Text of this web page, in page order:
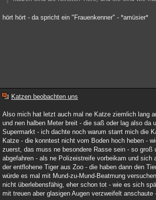
hört hört - da spricht ein "Frauenkenner" - *amüsier*
Katzen beobachten uns
Also mich hat letzt auch mal ne Katze ziemlich lang
und nen halben Meter breit - die saß oder lag also
Supermarkt - ich dachte noch warum starrt mich die
Katze - die konntest nicht vom Boden hoch heben -
zuerst, das muss ne besondere Rasse sein - so
abgefahren - als ne Polizeistreife vorbeikam und
der entflohene Tiger aus Zoo - die haben dann den
würde es mal mit Mund-zu-Mund-Beatmung
nicht überlebensfähig, eher schon tot - wie es sich
mit treuen aber glasigen Augen verzweifelt